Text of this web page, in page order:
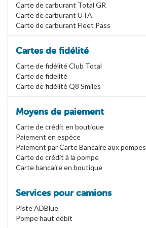
Carte de carburant Total GR
Carte de carburant UTA
Carte de carburant Fleet Pass
Cartes de fidélité
Carte de fidélité Club Total
Carte de fidelité
Carte de fidélité Q8 Smiles
Moyens de paiement
Carte de crédit en boutique
Paiement en espèce
Paiement par Carte Bancaire aux pompes
Carte de crédit à la pompe
Carte bancaire en boutique
Services pour camions
Piste ADBlue
Pompe haut débit